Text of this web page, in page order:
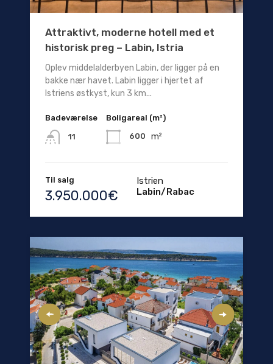
Attraktivt, moderne hotell med et
historisk preg – Labin, Istria
Oplev middelalderbyen Labin, der ligger på en
bakke nær havet. Labin ligger i hjertet af
Istriens østkyst, kun 3 km...
Badeværelse
11
Boligareal (m²)
600 m²
Til salg
3.950.000€
Istrien
Labin/Rabac